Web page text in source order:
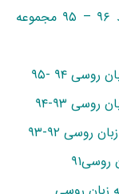
دانلود سوالات آزمون کارشناسی ارشد ۹۶ – ۹۵ مجموعه
۹۴ -۹۵
۹۳-۹۴
۹۲-۹۳